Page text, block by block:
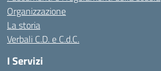
Organizzazione
La storia
Verbali C.D. e C.d.C.
I Servizi